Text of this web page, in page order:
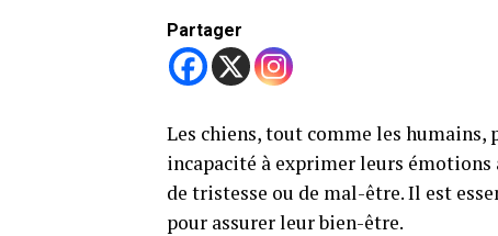
Partager
Les chiens, tout comme les humains,
incapacité à exprimer leurs émotions
de tristesse ou de mal-être. Il est
pour assurer leur bien-être.